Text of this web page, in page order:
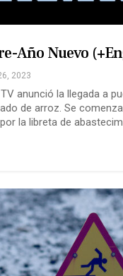
Año Nuevo
2023
anunció la llegada a
de arroz. Se
la libreta de